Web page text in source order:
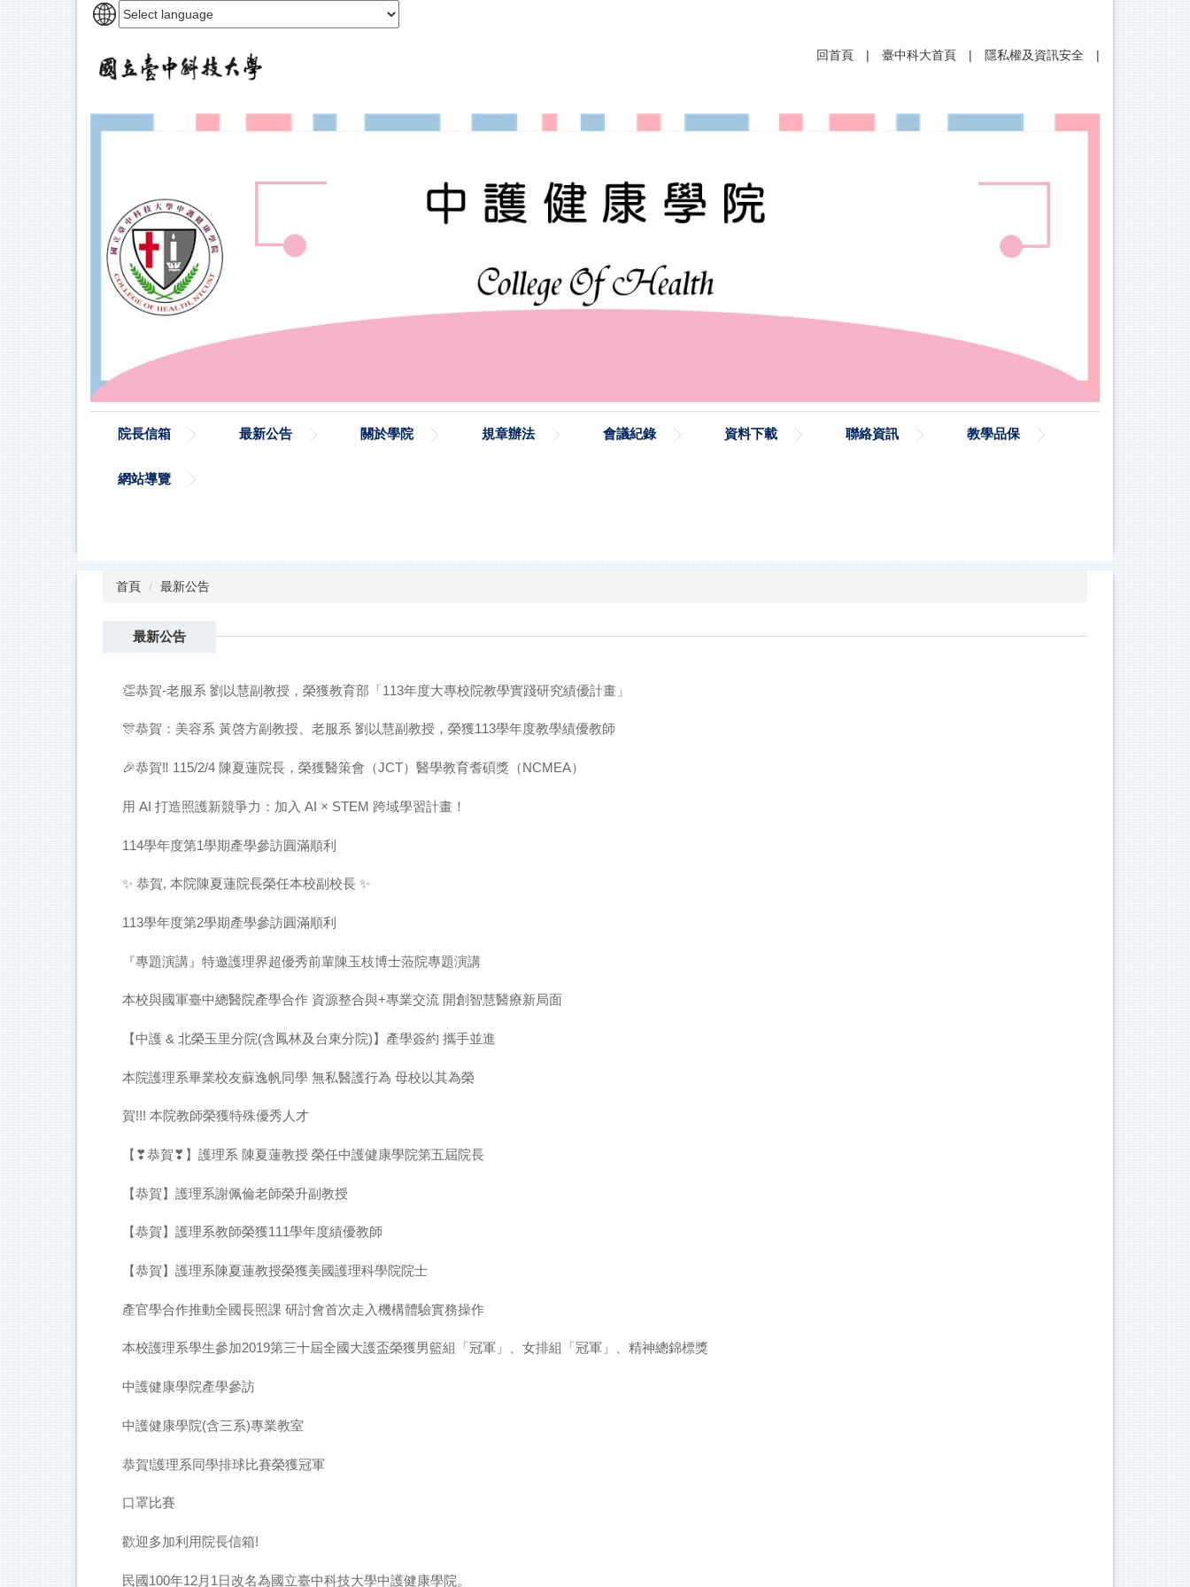
回首頁 | 臺中科大首頁 | 隱私權及資訊安全 |
院長信箱 最新公告 關於學院 規章辦法 會議紀錄 資料下載 聯絡資訊 教學品保
網站導覽
首頁 最新公告
最新公告
👏恭賀-老服系 劉以慧副教授，榮獲教育部「113年度大專校院教學實踐研究績優計畫」
🎊恭賀：美容系 黃啓方副教授、老服系 劉以慧副教授，榮獲113學年度教學績優教師
🎉恭賀‼️ 115/2/4 陳夏蓮院長，榮獲醫策會（JCT）醫學教育耆碩獎（NCMEA）
用 AI 打造照護新競爭力：加入 AI × STEM 跨域學習計畫！
114學年度第1學期產學參訪圓滿順利
✨ 恭賀, 本院陳夏蓮院長榮任本校副校長 ✨
113學年度第2學期產學參訪圓滿順利
『專題演講』特邀護理界超優秀前輩陳玉枝博士蒞院專題演講
本校與國軍臺中總醫院產學合作 資源整合與+專業交流 開創智慧醫療新局面
【中護 & 北榮玉里分院(含鳳林及台東分院)】產學簽約 攜手並進
本院護理系畢業校友蘇逸帆同學 無私醫護行為 母校以其為榮
賀!!! 本院教師榮獲特殊優秀人才
【❣恭賀❣】護理系 陳夏蓮教授 榮任中護健康學院第五屆院長
【恭賀】護理系謝佩倫老師榮升副教授
【恭賀】護理系教師榮獲111學年度績優教師
【恭賀】護理系陳夏蓮教授榮獲美國護理科學院院士
產官學合作推動全國長照課 研討會首次走入機構體驗實務操作
本校護理系學生參加2019第三十屆全國大護盃榮獲男籃組「冠軍」、女排組「冠軍」、精神總錦標獎
中護健康學院產學參訪
中護健康學院(含三系)專業教室
恭賀!護理系同學排球比賽榮獲冠軍
口罩比賽
歡迎多加利用院長信箱!
民國100年12月1日改名為國立臺中科技大學中護健康學院。